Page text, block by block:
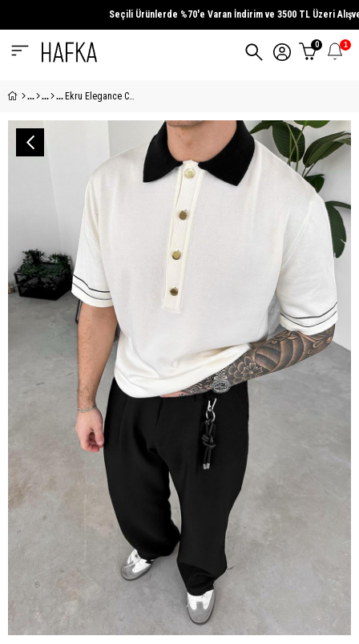
Seçili Ürünlerde%70'e Varan İndirim ve3500 TL Üzeri
0 1
Ekru Elegance Contrast Relaxed Polo Yaka Tişört